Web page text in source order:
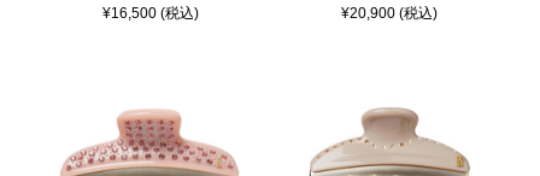
¥16,500 (税込) ¥20,900 (税込)